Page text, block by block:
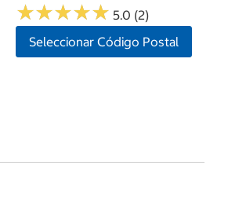
★★★★★
★★★★★ 5.0 (2)
Seleccionar Código Postal